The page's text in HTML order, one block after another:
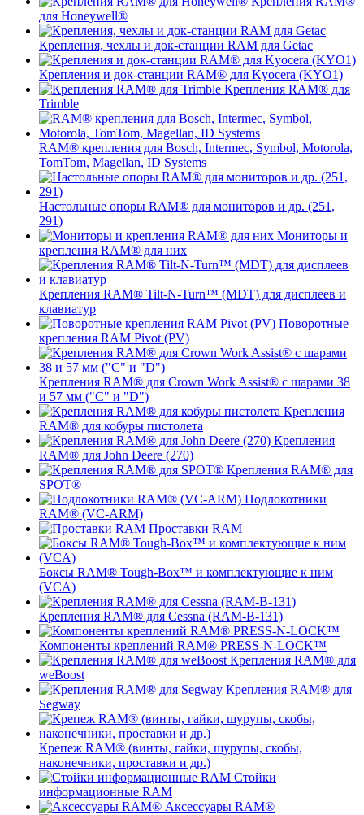
для Honeywell®
Крепления, чехлы и док-станции RAM для Getac
Крепления и док-станции RAM® для Kyocera (KYO1)
Крепления RAM® для
Trimble
RAM® крепления для Bosch, Intermec, Symbol, Motorola,
TomTom, Magellan, ID Systems
Настольные опоры RAM® для мониторов и др. (251,
291)
Мониторы и
крепления RAM® для них
Крепления RAM® Tilt-N-Turn™ (MDT) для дисплеев и
клавиатур
Поворотные
крепления RAM Pivot (PV)
Крепления RAM® для Crown Work Assist® с шарами 38
и 57 мм ("C" и "D")
Крепления
RAM® для кобуры пистолета
Крепления
RAM® для John Deere (270)
Крепления RAM® для
SPOT®
Подлокотники
RAM® (VC-ARM)
Проставки RAM
Боксы RAM® Tough-Box™ и комплектующие к ним
(VCA)
Крепления RAM® для Cessna (RAM-B-131)
Компоненты креплений RAM® PRESS-N-LOCK™
Крепления RAM® для
weBoost
Крепления RAM® для
Segway
Крепеж RAM® (винты, гайки, шурупы, скобы,
наконечники, проставки и др.)
Стойки
информационные RAM
Аксессуары RAM®